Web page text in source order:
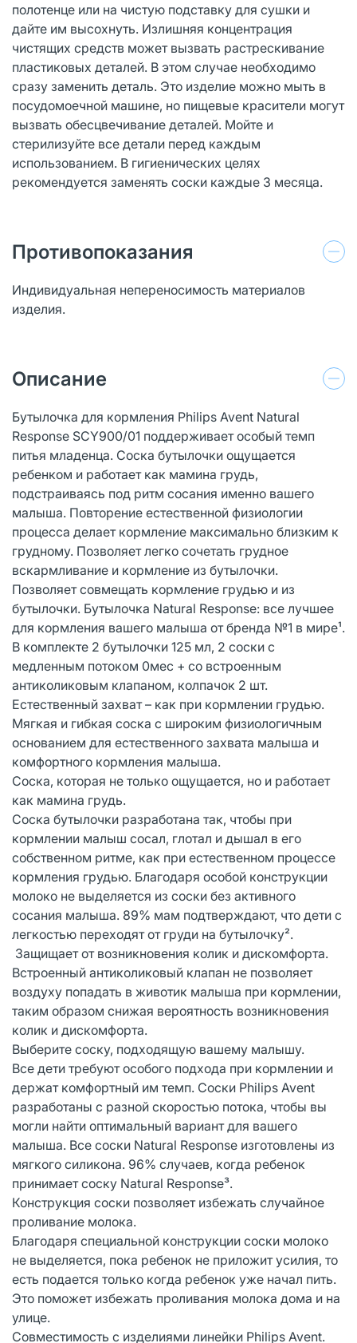
полотенце или на чистую подставку для сушки и
дайте им высохнуть. Излишняя концентрация
чистящих средств может вызвать растрескивание
пластиковых деталей. В этом случае необходимо
сразу заменить деталь. Это изделие можно мыть в
посудомоечной машине, но пищевые красители могут
вызвать обесцвечивание деталей. Мойте и
стерилизуйте все детали перед каждым
использованием. В гигиенических целях
рекомендуется заменять соски каждые 3 месяца.
Противопоказания
Индивидуальная непереносимость материалов
изделия.
Описание
Бутылочка для кормления Philips Avent Natural
Response SCY900/01 поддерживает особый темп
питья младенца. Соска бутылочки ощущается
ребенком и работает как мамина грудь,
подстраиваясь под ритм сосания именно вашего
малыша. Повторение естественной физиологии
процесса делает кормление максимально близким к
грудному. Позволяет легко сочетать грудное
вскармливание и кормление из бутылочки.
Позволяет совмещать кормление грудью и из
бутылочки. Бутылочка Natural Response: все лучшее
для кормления вашего малыша от бренда №1 в мире¹.
В комплекте 2 бутылочки 125 мл, 2 соски с
медленным потоком 0мес + со встроенным
антиколиковым клапаном, колпачок 2 шт.
Естественный захват – как при кормлении грудью.
Мягкая и гибкая соска с широким физиологичным
основанием для естественного захвата малыша и
комфортного кормления малыша.
Соска, которая не только ощущается, но и работает
как мамина грудь.
Соска бутылочки разработана так, чтобы при
кормлении малыш сосал, глотал и дышал в его
собственном ритме, как при естественном процессе
кормления грудью. Благодаря особой конструкции
молоко не выделяется из соски без активного
сосания малыша. 89% мам подтверждают, что дети с
легкостью переходят от груди на бутылочку².
Защищает от возникновения колик и дискомфорта.
Встроенный антиколиковый клапан не позволяет
воздуху попадать в животик малыша при кормлении,
таким образом снижая вероятность возникновения
колик и дискомфорта.
Выберите соску, подходящую вашему малышу.
Все дети требуют особого подхода при кормлении и
держат комфортный им темп. Соски Philips Avent
разработаны с разной скоростью потока, чтобы вы
могли найти оптимальный вариант для вашего
малыша. Все соски Natural Response изготовлены из
мягкого силикона. 96% случаев, когда ребенок
принимает соску Natural Response³.
Конструкция соски позволяет избежать случайное
проливание молока.
Благодаря специальной конструкции соски молоко
не выделяется, пока ребенок не приложит усилия, то
есть подается только когда ребенок уже начал пить.
Это поможет избежать проливания молока дома и на
улице.
Совместимость с изделиями линейки Philips Avent.